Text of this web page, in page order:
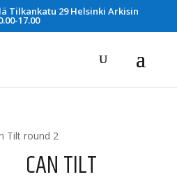
Tilkankatu 29 Helsinki Arkisin
17.00
Tilt round 2
CAN TILT